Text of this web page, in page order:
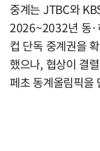
중계는 JTBC와
2026~2032년 동·
컵 단독 중계권을
했으나, 협상이 결
페초 동계올림픽을